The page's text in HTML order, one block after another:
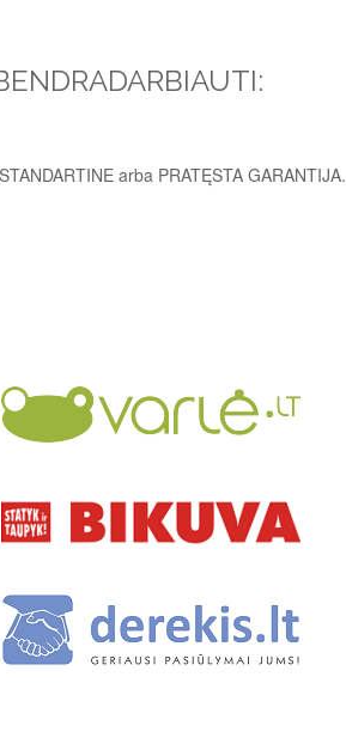
arba PRATĘSTA GARANTIJA.